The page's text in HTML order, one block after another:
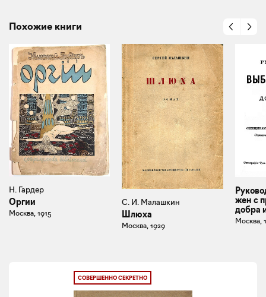
Похожие книги
Н. Гардер
Оргии
Москва, 1915
С. И. Малашкин
Шлюха
Москва, 1929
жен с
добра
Москва,
СОВЕРШЕННО СЕКРЕТНО